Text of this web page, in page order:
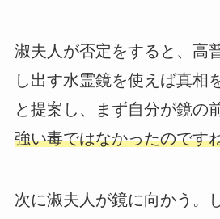
淑夫人が否定をすると、高
し出す水霊鏡を使えば真相
と提案し、まず自分が鏡の
強い毒ではなかったのです
次に淑夫人が鏡に向かう。